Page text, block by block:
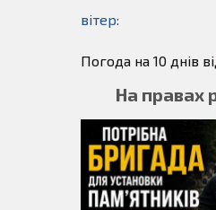
вітер:
Погода на 10 днів
На правах